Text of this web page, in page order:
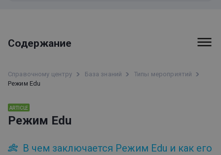
Содержание
Первые шаги
Функции
Справочному центру База знаний
Типы мероприятий
Режим Edu
ARTICLE
Режим Edu
В чем заключается Режим Edu и как его